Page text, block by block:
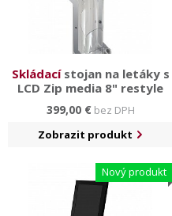
Skládacístojan na letáky s
LCD Zip media 8" restyle
399,00 €bez DPH
Zobrazit produkt
Nový produkt